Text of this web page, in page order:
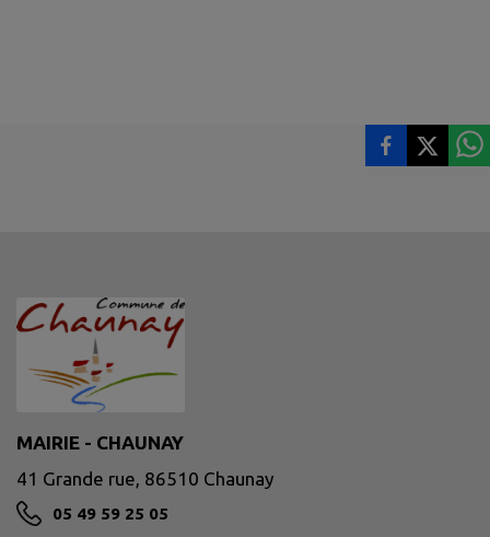
MAIRIE - CHAUNAY
41 Grande rue, 86510 Chaunay
05 49 59 25 05